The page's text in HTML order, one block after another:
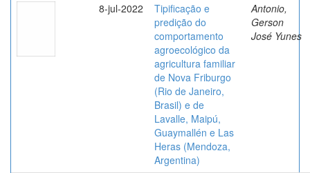
8-jul-2022
Tipificação e
predição do
comportamento
agroecológico da
agricultura familiar
de Nova Friburgo
(Rio de Janeiro,
Brasil) e de
Lavalle, Maipú,
Guaymallén e Las
Heras (Mendoza,
Argentina)
Antonio,
Gerson
José Yunes